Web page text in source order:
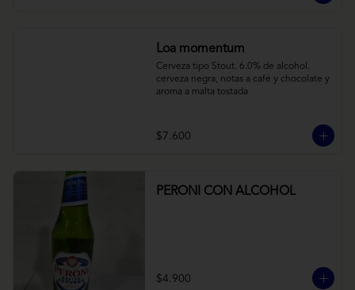
Loa momentum
Cerveza tipo Stout. 6.0% de alcohol.
cerveza negra, notas a café y chocolate y
aroma a malta tostada
$7.600
PERONI CON ALCOHOL
$4.900